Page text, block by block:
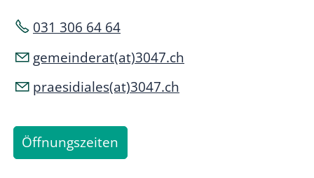
031 306 64 64
gemeinderat(at)3047.ch
praesidiales(at)3047.ch
Öffnungszeiten